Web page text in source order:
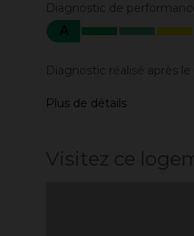
Diagnostic de
A
Diagnostic réalisé après le
Plus de détails
Visitez ce